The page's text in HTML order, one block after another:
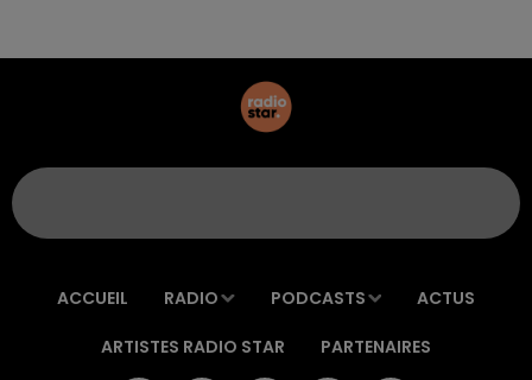
ACCUEIL RADIO PODCASTS ACTUS
ARTISTES RADIO STAR PARTENAIRES